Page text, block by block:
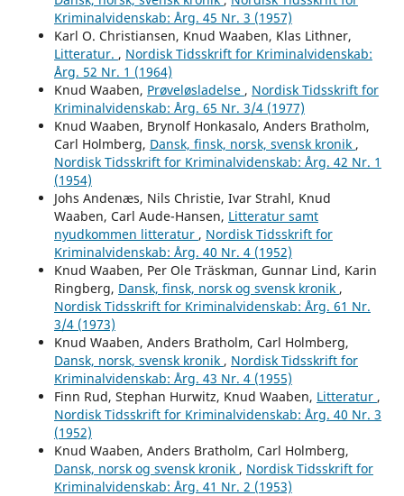
Kriminalvidenskab: Årg. 45 Nr. 3 (1957)
Karl O. Christiansen, Knud Waaben, Klas Lithner,
Litteratur. , Nordisk Tidsskrift for Kriminalvidenskab:
Årg. 52 Nr. 1 (1964)
Knud Waaben, Prøveløsladelse , Nordisk Tidsskrift for
Kriminalvidenskab: Årg. 65 Nr. 3/4 (1977)
Knud Waaben, Brynolf Honkasalo, Anders Bratholm,
Carl Holmberg, Dansk, finsk, norsk, svensk kronik ,
Nordisk Tidsskrift for Kriminalvidenskab: Årg. 42 Nr. 1
(1954)
Johs Andenæs, Nils Christie, Ivar Strahl, Knud
Waaben, Carl Aude-Hansen, Litteratur samt
nyudkommen litteratur , Nordisk Tidsskrift for
Kriminalvidenskab: Årg. 40 Nr. 4 (1952)
Knud Waaben, Per Ole Träskman, Gunnar Lind, Karin
Ringberg, Dansk, finsk, norsk og svensk kronik ,
Nordisk Tidsskrift for Kriminalvidenskab: Årg. 61 Nr.
3/4 (1973)
Knud Waaben, Anders Bratholm, Carl Holmberg,
Dansk, norsk, svensk kronik , Nordisk Tidsskrift for
Kriminalvidenskab: Årg. 43 Nr. 4 (1955)
Finn Rud, Stephan Hurwitz, Knud Waaben, Litteratur ,
Nordisk Tidsskrift for Kriminalvidenskab: Årg. 40 Nr. 3
(1952)
Knud Waaben, Anders Bratholm, Carl Holmberg,
Dansk, norsk og svensk kronik , Nordisk Tidsskrift for
Kriminalvidenskab: Årg. 41 Nr. 2 (1953)